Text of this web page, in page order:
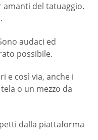
del tatuaggio.
audaci ed
possibile.
e così via, anche i
o un mezzo da
dalla piattaforma